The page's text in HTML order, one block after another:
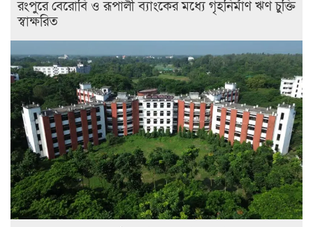
রংপুরে বেরোবি ও রূপালী ব্যাংকের মধ্যে গৃহনির্মাণ ঋণ চুক্তি
স্বাক্ষরিত